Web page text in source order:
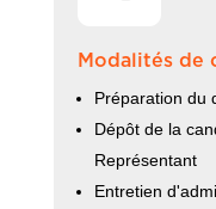
Modalités de
Préparation du
Dépôt de la
Représentant
Entretien